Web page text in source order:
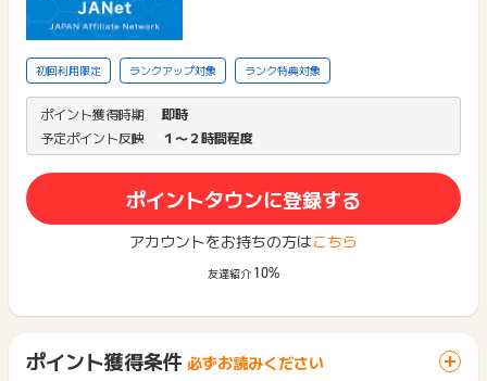
初回利用限定 ランクアップ対象 ランク特典対象
ポイント獲得時期
即時
予定ポイント反映
１〜２時間程度
ポイントタウンに登録する
アカウントをお持ちの方はこちら
友達紹介 10%
ポイント獲得条件 必ずお読みください